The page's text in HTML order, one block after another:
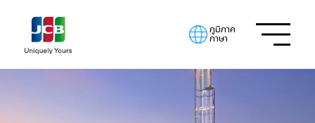
ภูมิภาค
ภาษา